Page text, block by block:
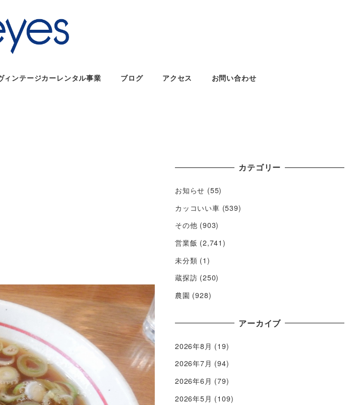
ィンテージカーレンタル事業 ブログ アクセス お問い合わせ
カテゴリー
お知らせ (55)
カッコいい車 (539)
その他 (903)
営業飯 (2,741)
未分類 (1)
蔵探訪 (250)
農園 (928)
アーカイブ
2026年8月 (19)
2026年7月 (94)
2026年6月 (79)
2026年5月 (109)